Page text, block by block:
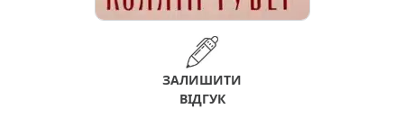
ЗАЛИШИТИ
ВІДГУК